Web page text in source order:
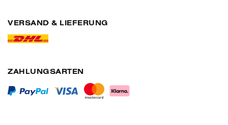
VERSAND & LIEFERUNG
ZAHLUNGSARTEN